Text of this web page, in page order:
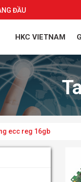
ĐẦU
HKC VIETNAM
ecc reg 16gb